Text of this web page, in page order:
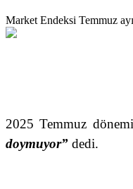
Market Endeksi Temmuz
2025 Temmuz
doymuyor” dedi.